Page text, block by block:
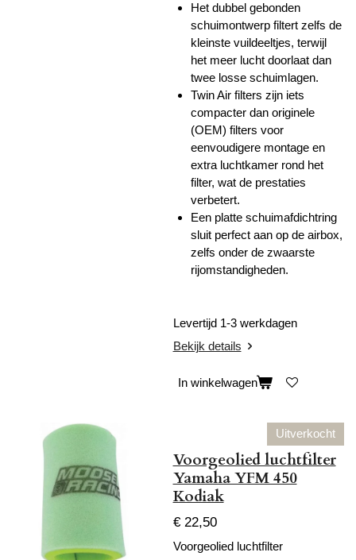
Het dubbel gebonden
schuimontwerp filtert zelfs de
kleinste vuildeeltjes, terwijl
het meer lucht doorlaat dan
twee losse schuimlagen.
Twin Air filters zijn iets
compacter dan originele
(OEM) filters voor
eenvoudigere montage en
extra luchtkamer rond het
filter, wat de prestaties
verbetert.
Een platte schuimafdichtring
sluit perfect aan op de airbox,
zelfs onder de zwaarste
rijomstandigheden.
Levertijd 1-3 werkdagen
Bekijk details
In winkelwagen
Uitverkocht
Voorgeolied luchtfilter
Yamaha YFM 450
Kodiak
€ 22,50
Voorgeolied luchtfilter